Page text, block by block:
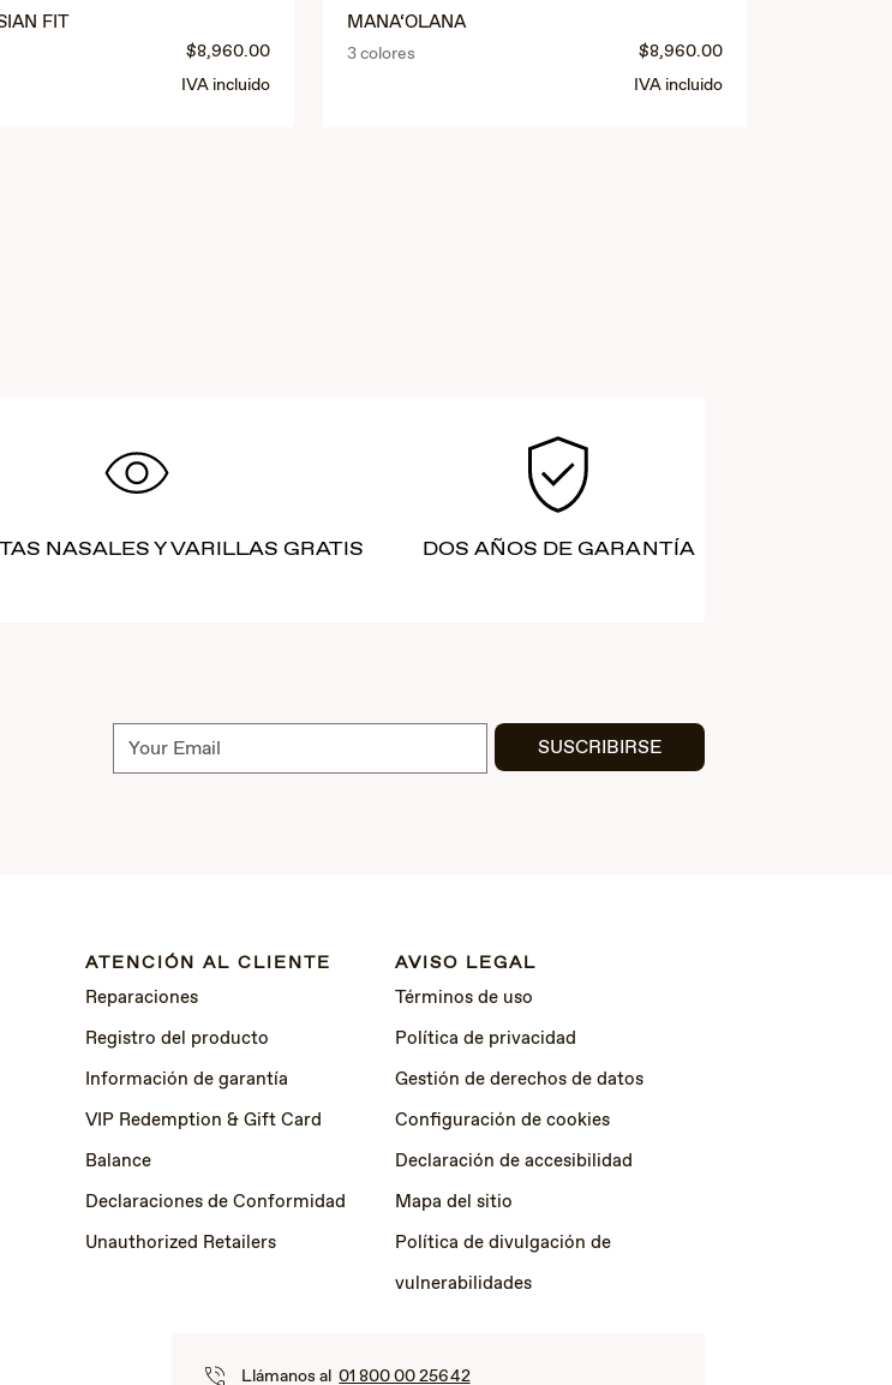
FIT
$8,960.00
IVA incluido
MANA‘OLANA
3 colores
$8,960.00
IVA incluido
NASALES Y VARILLAS GRATIS DOS AÑOS DE GARANTÍA
Suscríbete SUSCRIBIRSE
ATENCIÓN AL CLIENTE
Reparaciones
Registro del producto
Información de garantía
VIP Redemption & Gift Card
Balance
Declaraciones de Conformidad
Unauthorized Retailers
AVISO LEGAL
Términos de uso
Política de privacidad
Gestión de derechos de datos
Configuración de cookies
Declaración de accesibilidad
Mapa del sitio
Política de divulgación de
vulnerabilidades
Llámanos al01 800 00 25642